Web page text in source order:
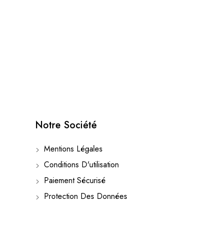
Notre Société
Mentions Légales
Conditions D'utilisation
Paiement Sécurisé
Protection Des Données